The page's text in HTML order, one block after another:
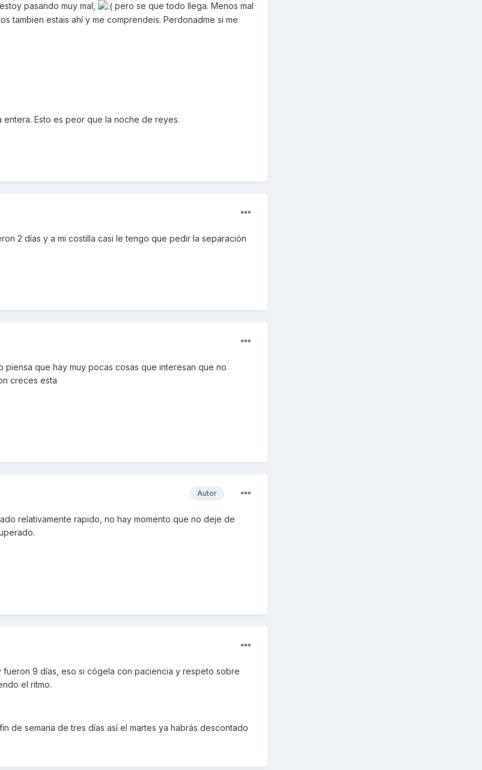
pasando muy mal,
pero se que todo llega. Menos mal
tambien estais ahí y me comprendeis. Perdonadme si me
Esto es peor que la noche de reyes.
2 días y a mi costilla casi le tengo que pedir la separación
que hay muy pocas cosas que interesan que no
creces esta
Autor
relativamente rapido, no hay momento que no deje de
fueron 9 días, eso si cógela con paciencia y respeto sobre
el ritmo.
de semana de tres días así el martes ya habrás descontado